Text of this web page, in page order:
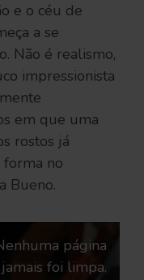
e o céu de
a se
Não é realismo,
impressionista
em que uma
rostos já
no
Bueno.
página
jamais foi limpa.